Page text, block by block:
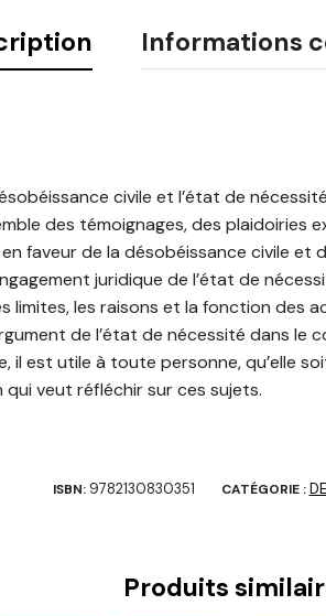
Informations
civile et l’état de
des témoignages, des plaidoiries
faveur de la désobéissance civile et
juridique de l’état de
limites, les raisons et la fonction des
de l’état de nécessité dans le
il est utile à toute personne, qu’elle
veut réfléchir sur ces sujets.
ISBN: 9782130830351 CATÉGORIE :
Produits